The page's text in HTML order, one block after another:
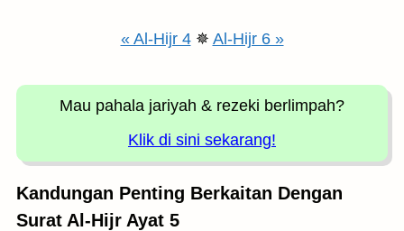
« Al-Hijr 4✵ Al-Hijr 6 »
Mau pahala jariyah & rezeki berlimpah?
Klik di sini sekarang!
Kandungan Penting Berkaitan Dengan
Surat Al-Hijr Ayat 5